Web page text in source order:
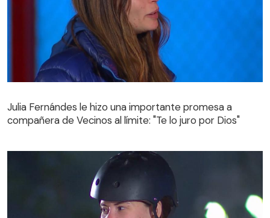
compañera de Vecinos al límite: "Te lo juro por Dios"
Julia Fernándes le hizo una importante promesa a
compañera de Vecinos al límite: "Te lo juro por Dios"